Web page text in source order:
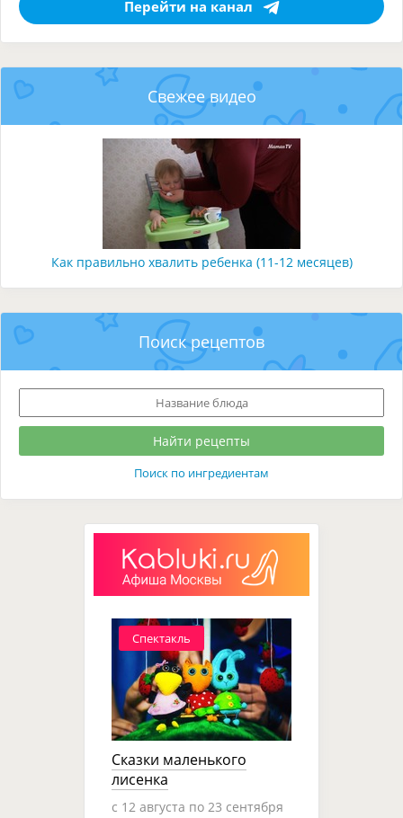
Перейти на канал
Свежее видео
Как правильно хвалить ребенка (11-12 месяцев)
Поиск рецептов
Поиск по ингредиентам
Спектакль
Сказки маленького
лисенка
c 12 августа по 23 сентября